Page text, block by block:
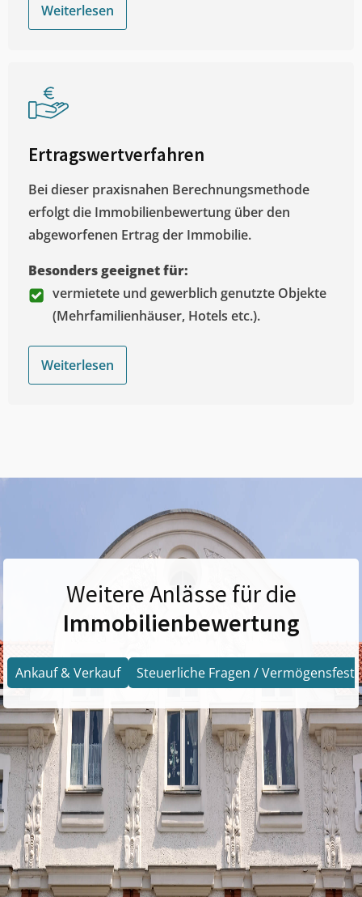
Weiterlesen
Ertragswertverfahren
Bei dieser praxisnahen Berechnungsmethode
erfolgt die Immobilienbewertung über den
abgeworfenen Ertrag der Immobilie.
Besonders geeignet für:
vermietete und gewerblich genutzte Objekte
(Mehrfamilienhäuser, Hotels etc.).
Weiterlesen
Weitere Anlässe für die
Immobilienbewertung
Ankauf & Verkauf Steuerliche Fragen /